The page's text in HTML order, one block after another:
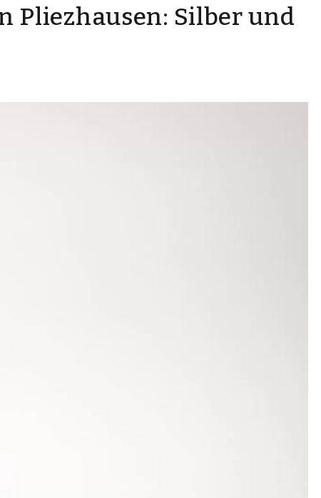
Pliezhausen: Silber und
und wurde damit Dritte.
Beim Speerwerfen steigerte sie sich nach
2:40,96 Minuten ihren Hausrekord lediglich um
Mildner (LAV Stadtwerke Tübingen), die
Mit 2077 Punkten kam er auf Platz 10. Über
Bestleistung ein. Für Alex Braun (23.) gab
Punkte). Auf den Rängen 30 und 31 landeten
auf den siebten Platz.